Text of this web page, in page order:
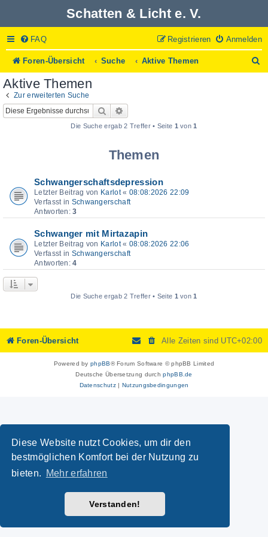
Diese Website nutzt Cookies, um dir den
bestmöglichen Komfort bei der Nutzung zu
bieten.
Mehr erfahren
Verstanden!
Schatten & Licht e. V.
FAQ Anmelden
Registrieren
Foren-Übersicht Suche Aktive Themen
u
Aktive Themen
Zur erweiterten Suche
Suche
Die Suche ergab 2 Treffer • Seite 1von1
Themen
Schwangerschaftsdepression
Letzter Beitrag von Karlot« 08:08:2026 22:09
Verfasst in Schwangerschaft
Antworten:3
Schwanger mit Mirtazapin
Letzter Beitrag von Karlot« 08:08:2026 22:06
Verfasst in Schwangerschaft
Antworten:4
Die Suche ergab 2 Treffer • Seite 1 von1
Foren-Übersicht Alle Zeiten sind UTC+02:00
Powered byphpBB® Forum Software © phpBB Limited
Deutsche Übersetzung durchphpBB.de
Datenschutz| Nutzungsbedingungen